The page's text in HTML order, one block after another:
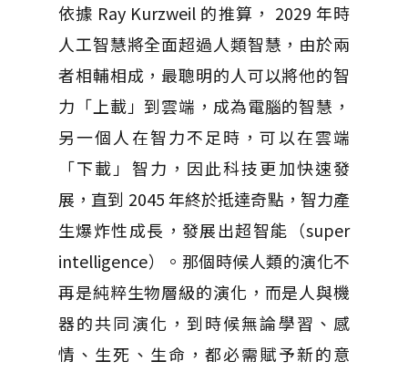
依據 Ray Kurzweil 的推算， 2029 年時
人工智慧將全面超過人類智慧，由於兩
者相輔相成，最聰明的人可以將他的智
力「上載」到雲端，成為電腦的智慧，
另一個人在智力不足時，可以在雲端
「下載」智力，因此科技更加快速發
展，直到 2045 年終於抵達奇點，智力產
生爆炸性成長，發展出超智能（super
intelligence）。那個時候人類的演化不
再是純粹生物層級的演化，而是人與機
器的共同演化，到時候無論學習、感
情、生死、生命，都必需賦予新的意